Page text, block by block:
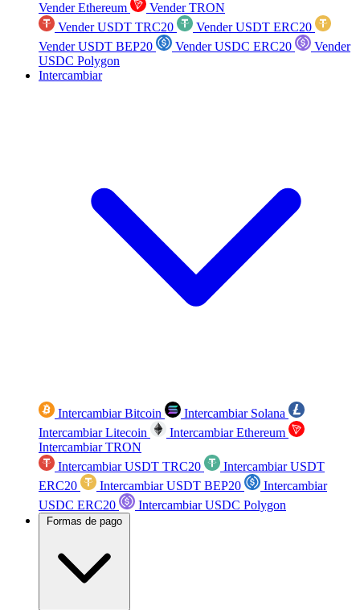
Vender Ethereum
Vender TRON
Vender USDT TRC20
Vender USDT ERC20
Vender USDT BEP20
Vender USDC ERC20
Vender
USDC Polygon
Intercambiar
Intercambiar Bitcoin
Intercambiar Solana
Intercambiar Litecoin
Intercambiar Ethereum
Intercambiar TRON
Intercambiar USDT TRC20
Intercambiar USDT
ERC20
Intercambiar USDT BEP20
Intercambiar
USDC ERC20
Intercambiar USDC Polygon
Formas de pago